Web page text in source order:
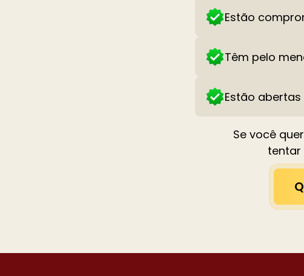
Estão
Têm pelo
Estão
Se você
tentar